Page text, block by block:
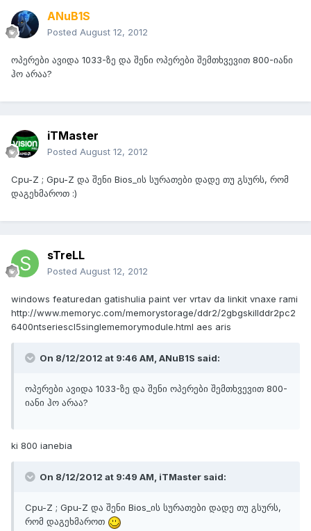
ANuB1S
Posted August 12, 2012
ოპერები ავიდა 1033-ზე და შენი ოპერები შემთხვევით 800-იანი
ჰო არაა?
iTMaster
Posted August 12, 2012
Cpu-Z ; Gpu-Z და შენი Bios_ის სურათები დადე თუ გსურს, რომ
დაგეხმაროთ :)
sTreLL
Posted August 12, 2012
windows featuredan gatishulia paint ver vrtav da linkit vnaxe rami
http://www.memoryc.com/memorystorage/ddr2/2gbgskillddr2pc2
6400ntseriescl5singlememorymodule.html aes aris
On 8/12/2012 at 9:46 AM, ANuB1S said:
ოპერები ავიდა 1033-ზე და შენი ოპერები შემთხვევით 800-
იანი ჰო არაა?
ki 800 ianebia
On 8/12/2012 at 9:49 AM, iTMaster said:
Cpu-Z ; Gpu-Z და შენი Bios_ის სურათები დადე თუ გსურს,
რომ დაგეხმაროთ